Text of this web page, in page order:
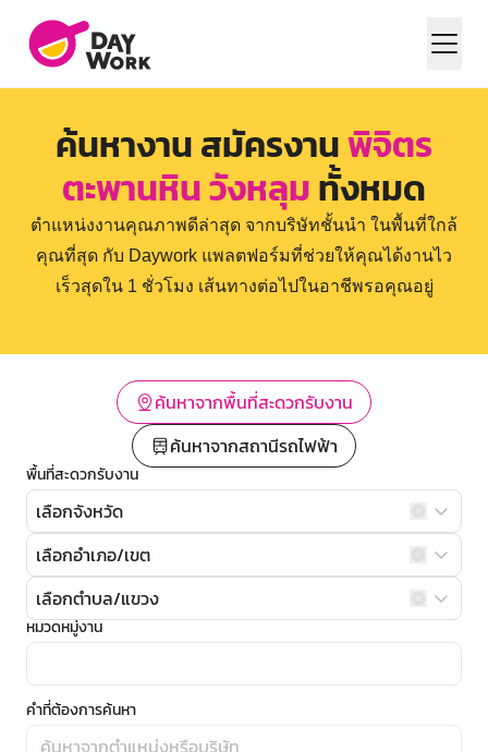
ค้นหางาน สมัครงานพิจิตร
ตะพานหิน วังหลุมทั้งหมด
ตำแหน่งงานคุณภาพดีล่าสุด จากบริษัทชั้นนำ ในพื้นที่ใกล้
คุณที่สุด กับ Daywork แพลตฟอร์มที่ช่วยให้คุณได้งานไว
เร็วสุดใน 1 ชั่วโมง เส้นทางต่อไปในอาชีพรอคุณอยู่
ค้นหาจากพื้นที่สะดวกรับงาน
ค้นหาจากสถานีรถไฟฟ้า
พื้นที่สะดวกรับงาน
เลือกจังหวัด
เลือกอำเภอ/เขต
เลือกตำบล/แขวง
หมวดหมู่งาน
คำที่ต้องการค้นหา